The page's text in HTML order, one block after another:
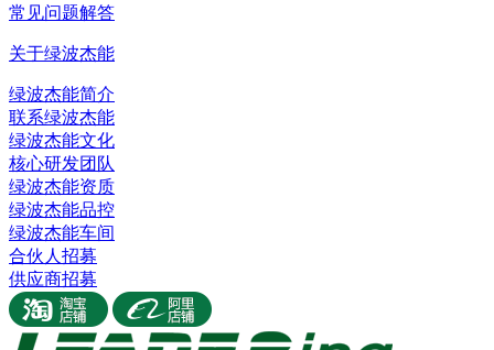
常见问题解答
关于绿波杰能
绿波杰能简介
联系绿波杰能
绿波杰能文化
核心研发团队
绿波杰能资质
绿波杰能品控
绿波杰能车间
合伙人招募
供应商招募